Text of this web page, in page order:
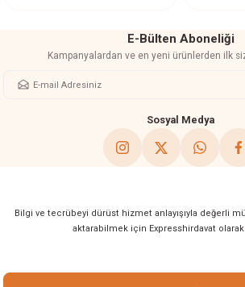
E-Bülten Aboneliği
Kampanyalardan ve en yeni ürünlerden ilk
Sosyal Medya
Bilgi ve tecrübeyi dürüst hizmet anlayışıyla değerli
aktarabilmek için Expresshirdavat